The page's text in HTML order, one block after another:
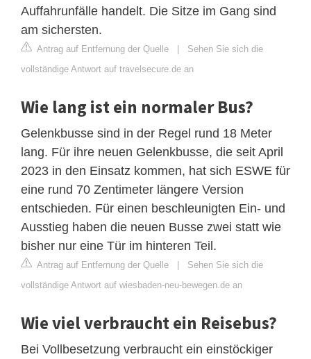
Auffahrunfälle handelt. Die Sitze im Gang sind
am sichersten.
Antrag auf Entfernung der Quelle | Sehen Sie sich die
vollständige Antwort auf travelsecure.de an
Wie lang ist ein normaler Bus?
Gelenkbusse sind in der Regel rund 18 Meter
lang. Für ihre neuen Gelenkbusse, die seit April
2023 in den Einsatz kommen, hat sich ESWE für
eine rund 70 Zentimeter längere Version
entschieden. Für einen beschleunigten Ein- und
Ausstieg haben die neuen Busse zwei statt wie
bisher nur eine Tür im hinteren Teil.
Antrag auf Entfernung der Quelle | Sehen Sie sich die
vollständige Antwort auf wiesbaden-neu-bewegen.de an
Wie viel verbraucht ein Reisebus?
Bei Vollbesetzung verbraucht ein einstöckiger